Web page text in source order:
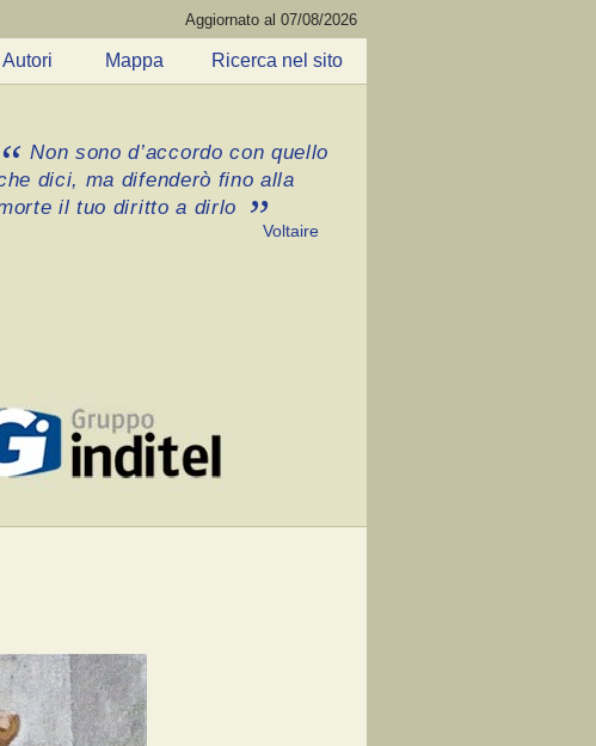
Aggiornato al 07/08/2026
Autori Mappa Ricerca nel sito
Non sono d’accordo con quello
dici, ma difenderò fino alla
il tuo diritto a dirlo
Voltaire